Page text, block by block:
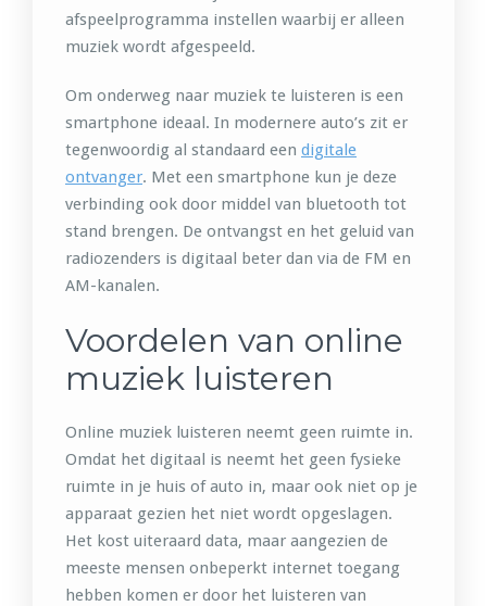
afspeelprogramma instellen waarbij er alleen
muziek wordt afgespeeld.
Om onderweg naar muziek te luisteren is een
smartphone ideaal. In modernere auto’s zit er
tegenwoordig al standaard een digitale
ontvanger. Met een smartphone kun je deze
verbinding ook door middel van bluetooth tot
stand brengen. De ontvangst en het geluid van
radiozenders is digitaal beter dan via de FM en
AM-kanalen.
Voordelen van online
muziek luisteren
Online muziek luisteren neemt geen ruimte in.
Omdat het digitaal is neemt het geen fysieke
ruimte in je huis of auto in, maar ook niet op je
apparaat gezien het niet wordt opgeslagen.
Het kost uiteraard data, maar aangezien de
meeste mensen onbeperkt internet toegang
hebben komen er door het luisteren van